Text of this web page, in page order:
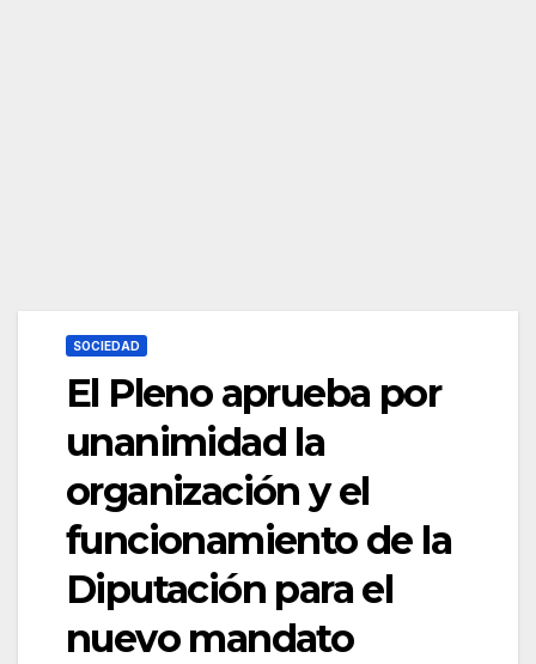
SOCIEDAD
El Pleno aprueba por
unanimidad la
organización y el
funcionamiento de la
Diputación para el
nuevo mandato